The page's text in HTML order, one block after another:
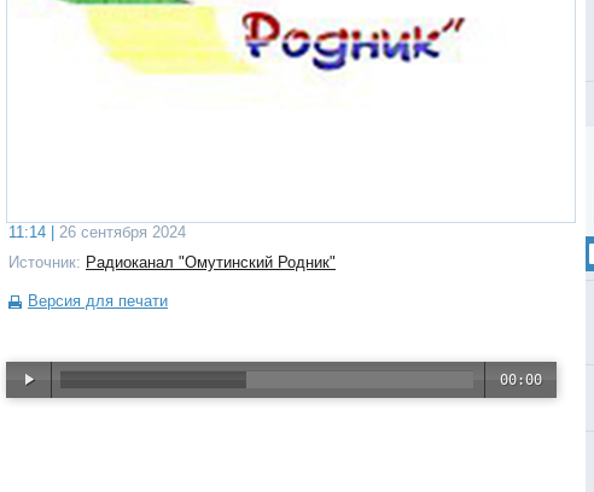
11:14 |
26 сентября 2024
Источник: Радиоканал "Омутинский Родник"
Версия для печати
00:00